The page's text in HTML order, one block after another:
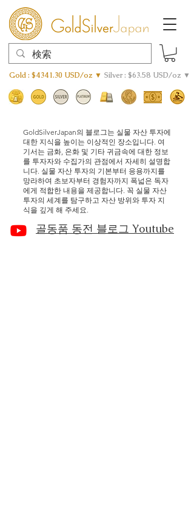
Gold : $4341.30 USD/oz ▼ Silver : $63.58 USD/oz ▼
GoldSilverJapan의 블로그는 실물 자산 투자에
대한 지식을 높이는 이상적인 장소입니다. 여
기서는 금화, 은화 및 기타 귀금속에 대한 정보
를 투자자와 수집가의 관점에서 자세히 설명합
니다. 실물 자산 투자의 기본부터 응용까지를
망라하여 초보자부터 경험자까지 폭넓은 독자
에게 적합한 내용을 제공합니다. 꼭 실물 자산
투자의 세계를 탐구하고 자산 방위와 투자 지
식을 깊게 해 주세요.
골동품 동전 블로그 Youtube